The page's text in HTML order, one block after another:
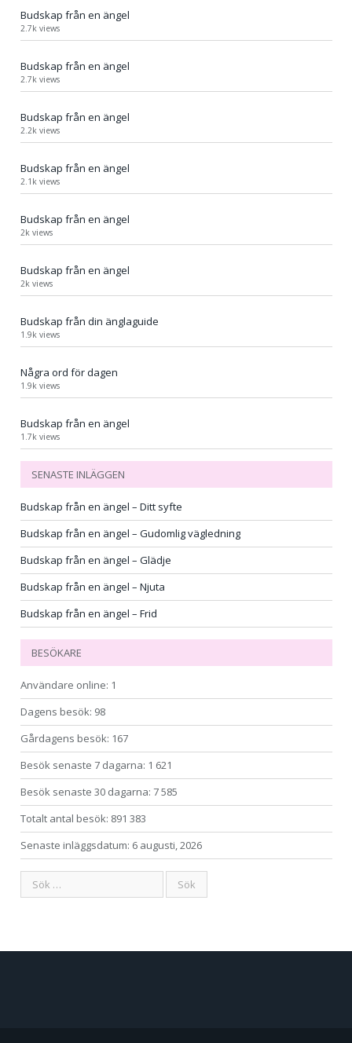
Budskap från en ängel
2.7k views
Budskap från en ängel
2.7k views
Budskap från en ängel
2.2k views
Budskap från en ängel
2.1k views
Budskap från en ängel
2k views
Budskap från en ängel
2k views
Budskap från din änglaguide
1.9k views
Några ord för dagen
1.9k views
Budskap från en ängel
1.7k views
SENASTE INLÄGGEN
Budskap från en ängel – Ditt syfte
Budskap från en ängel – Gudomlig vägledning
Budskap från en ängel – Glädje
Budskap från en ängel – Njuta
Budskap från en ängel – Frid
BESÖKARE
Användare online: 1
Dagens besök: 98
Gårdagens besök: 167
Besök senaste 7 dagarna: 1 621
Besök senaste 30 dagarna: 7 585
Totalt antal besök: 891 383
Senaste inläggsdatum: 6 augusti, 2026